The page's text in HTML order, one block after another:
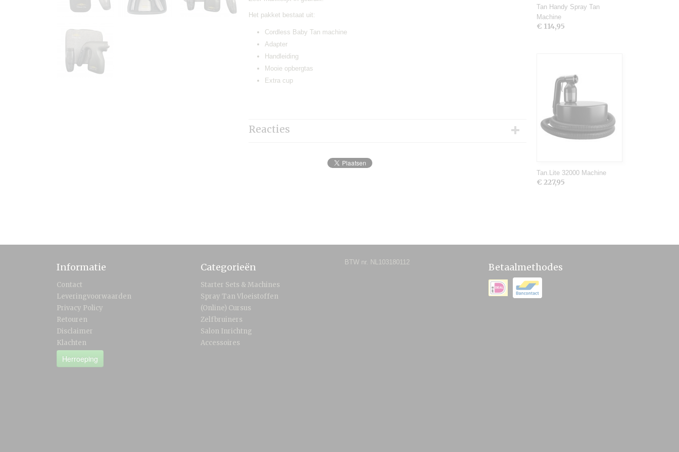
Het pakket bestaat uit:
Cordless Baby Tan machine
Adapter
Handleiding
Mooie opbergtas
Extra cup
Reacties
Tan Handy Spray Tan
Machine
€ 114,95
Tan.Lite 32000 Machine
€ 227,95
Informatie
Contact
Leveringvoorwaarden
Privacy Policy
Retouren
Disclaimer
Klachten
Herroeping
Categorieën
Starter Sets & Machines
Spray Tan Vloeistoffen
(Online) Cursus
Zelfbruiners
Salon Inrichtng
Accessoires
BTW nr. NL103180112 Betaalmethodes